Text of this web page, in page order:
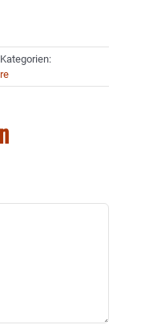
Kategorien: